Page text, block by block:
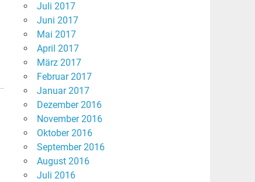
Juli 2017
Juni 2017
Mai 2017
April 2017
März 2017
Februar 2017
Januar 2017
Dezember 2016
November 2016
Oktober 2016
September 2016
August 2016
Juli 2016